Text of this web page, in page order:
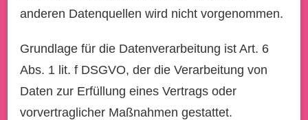
anderen Datenquellen wird nicht vorgenommen.
Grundlage für die Datenverarbeitung ist Art. 6
Abs. 1 lit. f DSGVO, der die Verarbeitung von
Daten zur Erfüllung eines Vertrags oder
vorvertraglicher Maßnahmen gestattet.